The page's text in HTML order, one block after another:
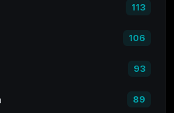
113
106
93
89